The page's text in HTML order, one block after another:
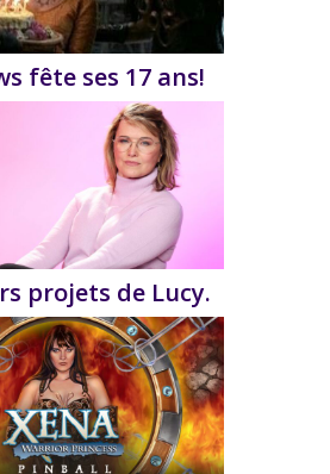
fête ses 17 ans!
projets de Lucy.